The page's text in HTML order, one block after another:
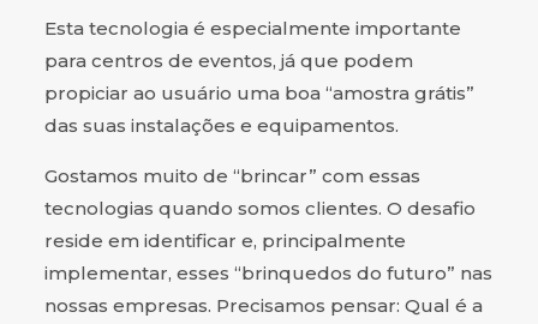
Esta tecnologia é especialmente importante
para centros de eventos, já que podem
propiciar ao usuário uma boa “amostra grátis”
das suas instalações e equipamentos.
Gostamos muito de “brincar” com essas
tecnologias quando somos clientes. O desafio
reside em identificar e, principalmente
implementar, esses “brinquedos do futuro” nas
nossas empresas. Precisamos pensar: Qual é a